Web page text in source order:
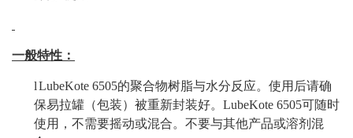
一般特性：
lLubeKote 6505的聚合物树脂与水分反应。使用后请确
保易拉罐（包装）被重新封装好。 LubeKote 6505可随时
使用，不需要摇动或混合。不要与其他产品或溶剂混